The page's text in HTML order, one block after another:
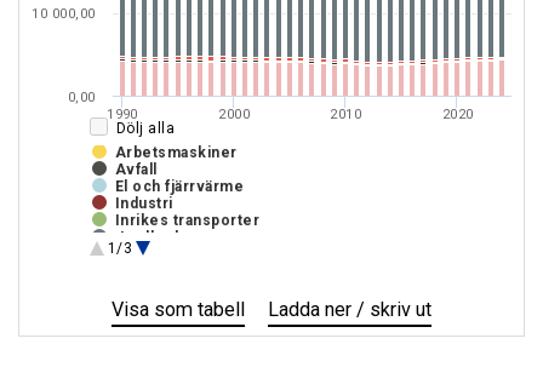
Dölj alla
2000
1990 2010 2020
Arbetsmaskiner
Avfall
El och fjärrvärme
Industri
Inrikes transporter
Jordbruk
Lösningsmedel och övrig produktanvändning
Markanvändning, förändrad
markanvändning och skogsbruk
1/3
0,00
10 000,00
VisaNationella
utsläpp
som tabell Ladda ner / skriv ut
utsläpp